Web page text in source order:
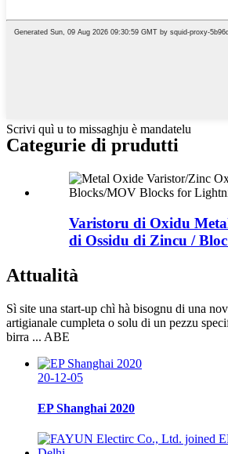
Scrivi quì u to missaghju è mandatelu
Categurie di prudutti
Varistoru di Oxidu
di Ossidu di Zincu /
Attualità
Sì site una start-up chì hà bisognu di una
artigianale cumpleta o solu di un pezzu
birra ... ABE
20-12-05
EP Shanghai 2020